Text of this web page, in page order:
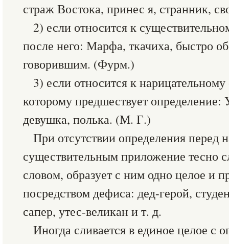
страж Востока, принес я, странник,
2) если относится к
после него: Марфа, ткачиха, быстро
говорившим. (Фурм.)
3) если относится к
которому предшествует
девушка, полька. (М. Г.)
При отсутствии определения перед
существительным приложение тесно
словом, образует с ним одно целое и
посредством дефиса: дед-герой,
сапер, утес-великан и т. д.
Иногда сливается в единое целое с